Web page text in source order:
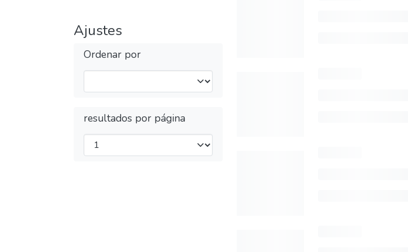
Ajustes
Ordenar por
resultados por página